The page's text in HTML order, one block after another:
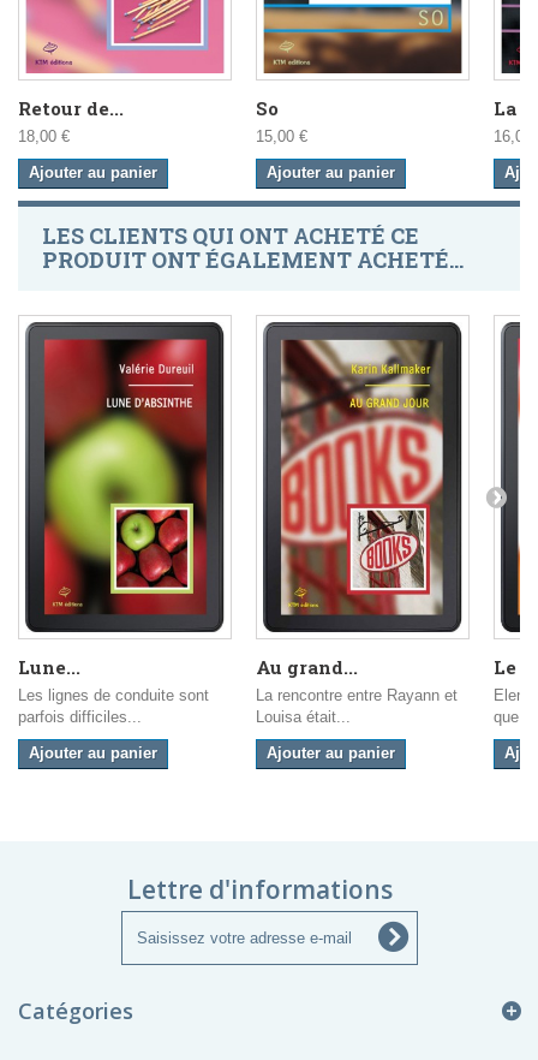
Retour de...
18,00 €
Ajouter au panier
So
15,00 €
Ajouter au panier
La
16,00
LES CLIENTS QUI ONT ACHETÉ CE
PRODUIT ONT ÉGALEMENT ACHETÉ...
Lune...
Les lignes de conduite sont
parfois difficiles...
Ajouter au panier
Au grand...
La rencontre entre Rayann et
Louisa était...
Ajouter au panier
Le
Elena
que
Lettre d'informations
Catégories